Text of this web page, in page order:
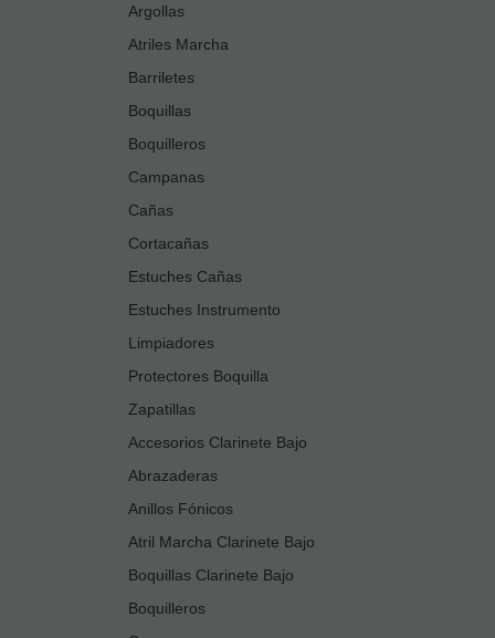
Argollas
Atriles Marcha
Barriletes
Boquillas
Boquilleros
Campanas
Cañas
Cortacañas
Estuches Cañas
Estuches Instrumento
Limpiadores
Protectores Boquilla
Zapatillas
Accesorios Clarinete Bajo
Abrazaderas
Anillos Fónicos
Atril Marcha Clarinete Bajo
Boquillas Clarinete Bajo
Boquilleros